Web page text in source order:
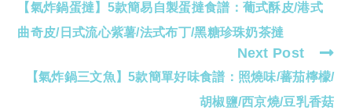
more
articles
【氣炸鍋蛋撻】5款簡易自製蛋撻食譜：葡式酥皮/港式
曲奇皮/日式流心紫薯/法式布丁/黑糖珍珠奶茶撻
Next Post
【氣炸鍋三文魚】5款簡單好味食譜：照燒味/蕃茄檸檬/
胡椒鹽/西京燒/豆乳香菇